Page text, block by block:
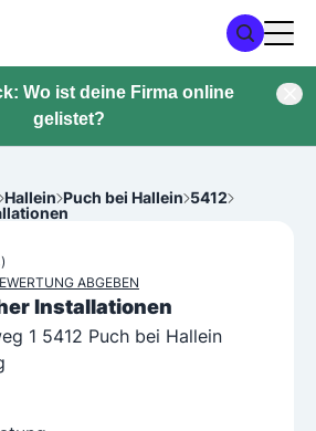
Wo ist deine Firma online
gelistet?
Hallein Puch bei Hallein 5412
ABGEBEN
Installationen
1 5412 Puch bei Hallein